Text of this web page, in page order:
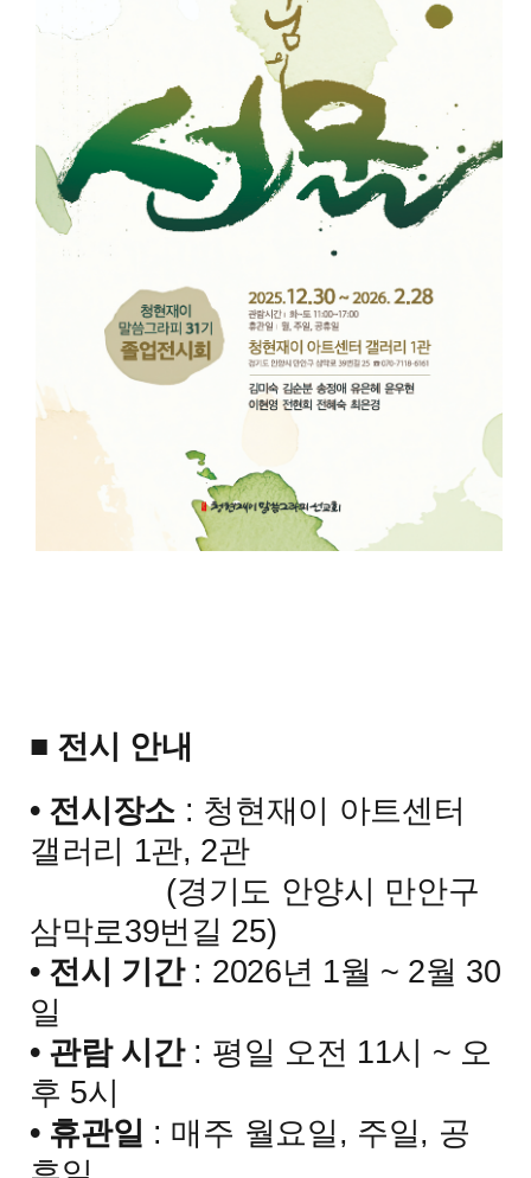
■ 전시 안내
• 전시장소 : 청현재이 아트센터
갤러리
1관, 2관
(경기도 안양시 만안구
삼막로39번길 25)
• 전시 기간 : 2026년 1월 ~ 2월 30
일
• 관람 시간 : 평일 오전 11시 ~ 오
후 5시
• 휴관일 : 매주 월요일 , 주일, 공